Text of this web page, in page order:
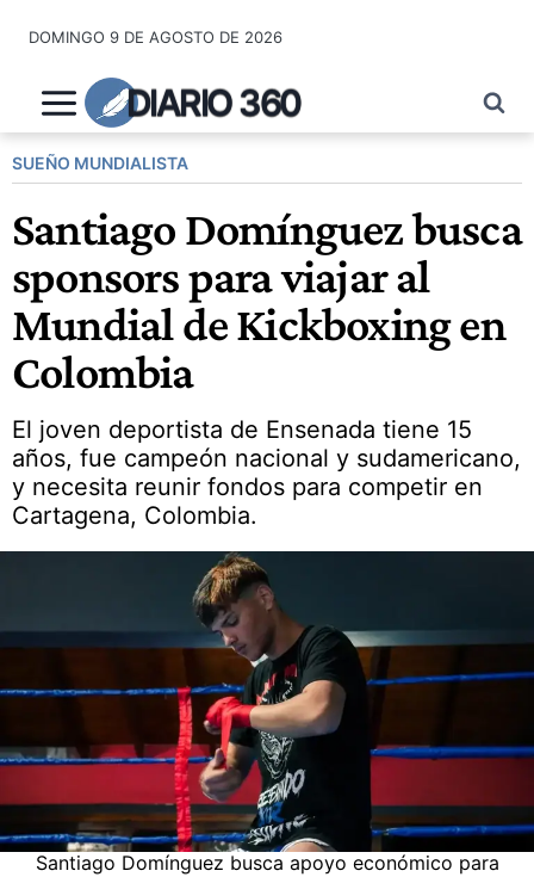
contenido
DOMINGO 9 DE AGOSTO DE 2026
DIARIO 360
SUEÑO MUNDIALISTA
Santiago Domínguez busca
sponsors para viajar al
Mundial de Kickboxing en
Colombia
El joven deportista de Ensenada tiene 15
años, fue campeón nacional y sudamericano,
y necesita reunir fondos para competir en
Cartagena, Colombia.
Santiago Domínguez busca apoyo económico para